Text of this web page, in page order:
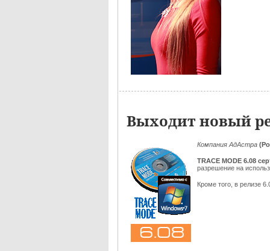
Выходит новый
Компания АдАстра
TRACE MODE 6.08
разрешение на
Кроме того, в релизе